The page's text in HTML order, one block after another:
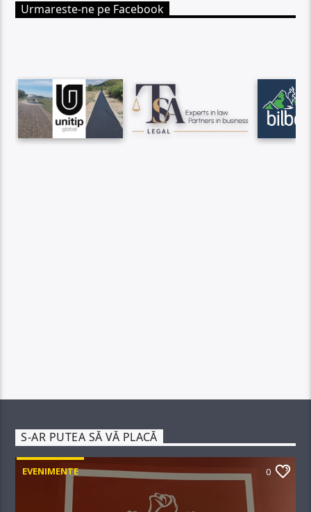
Urmareste-ne pe Facebook
S-AR PUTEA SĂ VĂ PLACĂ
EVENIMENTE 0